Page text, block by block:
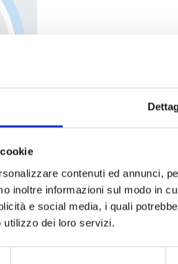
contenuti ed annunci,
inoltre informazioni sul modo in
e social media, i quali
utilizzo dei loro servizi.